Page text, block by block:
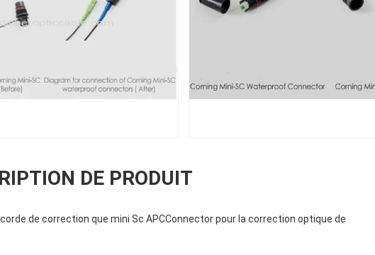
DE PRODUIT
de correction que mini Sc APCConnector pour la correction optique de